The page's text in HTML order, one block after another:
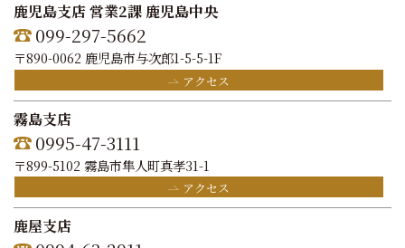
鹿児島支店 営業2課 鹿児島中央
099-297-5662
〒890-0062 鹿児島市与次郎1-5-5-1F
アクセス
霧島支店
0995-47-3111
〒899-5102 霧島市隼人町真孝31-1
アクセス
鹿屋支店